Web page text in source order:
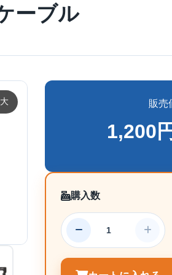
ーブル
販売
1,200
購入数